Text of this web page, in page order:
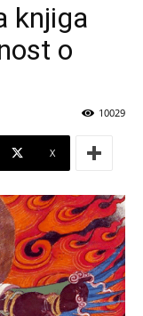
knjiga
o
10029
X